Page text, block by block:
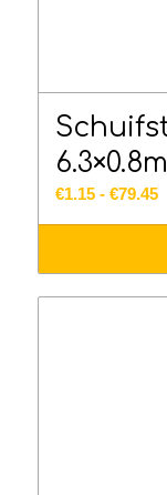
€1.15 - €79.45